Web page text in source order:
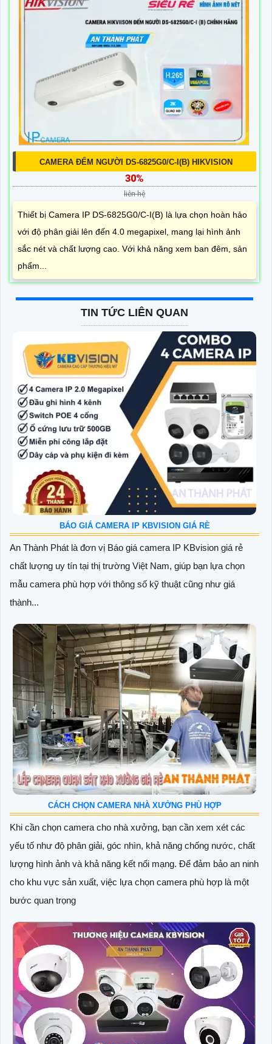
CAMERA ĐẾM NGƯỜI DS-6825G0/C-I(B) HIKVISION
30%
liên hệ
Thiết bị Camera IP DS-6825G0/C-I(B) là lựa chọn hoàn hảo
với độ phân giải lên đến 4.0 megapixel, mang lại hình ảnh
sắc nét và chất lượng cao. Với khả năng xem ban đêm, sản
phẩm...
TIN TỨC LIÊN QUAN
BÁO GIÁ CAMERA IP KBVISION GIÁ RÈ
An Thành Phát là đơn vị Báo giá camera IP KBvision giá rẻ
chất lượng uy tín tại thị trường Việt Nam, giúp bạn lựa chọn
mẫu camera phù hợp với thông số kỹ thuật cũng như giá
thành...
CÁCH CHỌN CAMERA NHÀ XƯỞNG PHÙ HỢP
Khi cần chọn camera cho nhà xưởng, bạn cần xem xét các
yếu tố như độ phân giải, góc nhìn, khả năng chống nước, chất
lượng hình ảnh và khả năng kết nối mạng. Để đảm bảo an ninh
cho khu vực sản xuất, việc lựa chọn camera phù hợp là một
bước quan trọng